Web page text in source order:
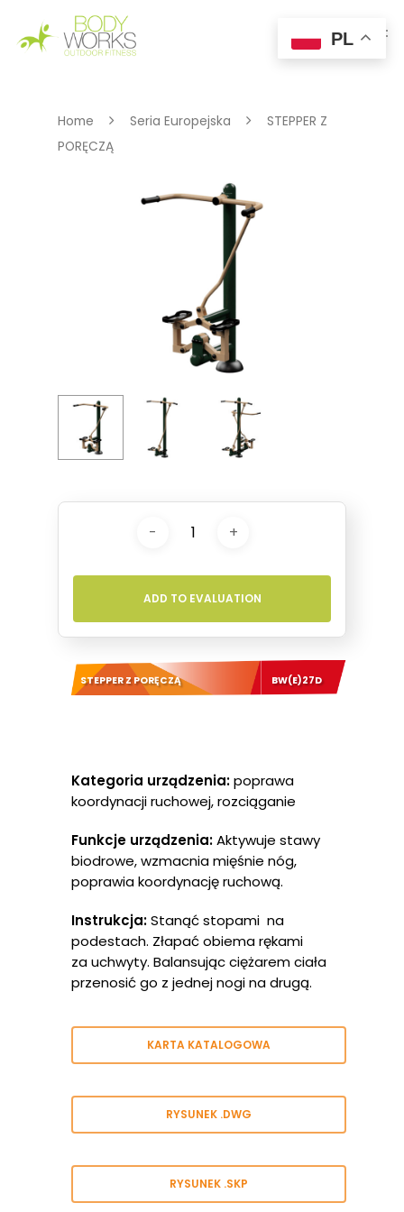
Hit enter to search or ESC to close
Home Seria Europejska
STEPPER Z
PORĘCZĄ
ADD TO EVALUATION
STEPPER Z PORĘCZĄ BW(E)27D
Kategoria urządzenia:poprawa
koordynacji ruchowej, rozciąganie
Funkcje urządzenia:Aktywuje stawy
biodrowe, wzmacnia mięśnie nóg,
poprawia koordynację ruchową.
Instrukcja:Stanąć stopami na
podestach. Złapać obiema rękami
za uchwyty. Balansując ciężarem ciała
przenosić go z jednej nogi na drugą.
KARTA KATALOGOWA
RYSUNEK .DWG
RYSUNEK .SKP
PL